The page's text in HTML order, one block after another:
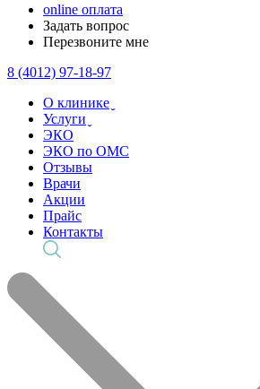
online оплата
Задать вопрос
Перезвоните мне
8 (4012) 97-18-97
О клинике ̬
Услуги ̬
ЭКО
ЭКО по ОМС
Отзывы
Врачи
Акции
Прайс
Контакты